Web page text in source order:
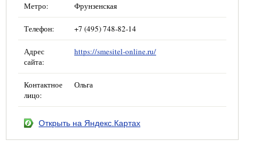
Метро: Фрунзенская
Телефон: +7 (495) 748-82-14
Адрес
сайта:
https://smesitel-online.ru/
Контактное
лицо:
Ольга
Открыть на Яндекс.Картах